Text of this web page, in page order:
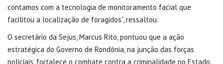
contamos com a tecnologia de monitoramento facial que
facilitou a localização de foragidos”, ressaltou.
O secretário da Sejus, Marcus Rito, pontuou que a ação
estratégica do Governo de Rondônia, na junção das forças
policiais, fortalece o combate contra a criminalidade no Estado.